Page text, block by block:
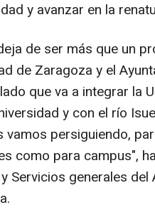
y avanzar en la
de ser más que un
de Zaragoza y el
que va a integrar la
y con el río
vamos persiguiendo,
como para campus",
Servicios generales